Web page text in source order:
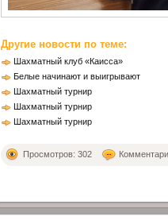
Другие новости по теме:
Шахматный клуб «Каисса»
Белые начинают и выигрывают
Шахматный турнир
Шахматный турнир
Шахматный турнир
Просмотров: 302